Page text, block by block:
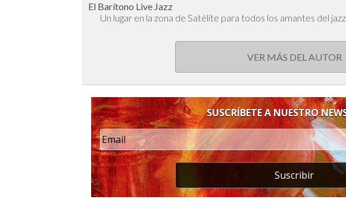
El Barítono Live Jazz
Un lugar en la zona de Satélite para todos los amantes del
VER MÁS DEL AUTOR
SUSCRÍBETE A NUESTRO
Suscribir